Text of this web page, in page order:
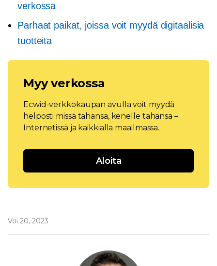
verkossa
Parhaat paikat, joissa voit myydä digitaalisia
tuotteita
Myy verkossa
Ecwid-verkkokaupan avulla voit myydä
helposti missä tahansa, kenelle tahansa –
Internetissä ja kaikkialla maailmassa.
Aloita
Voi 20, 2023